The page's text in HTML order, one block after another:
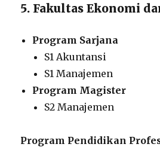
5. Fakultas Ekonomi
Program Sarjana
S1 Akuntansi
S1 Manajemen
Program Magister
S2 Manajemen
Program Pendidikan